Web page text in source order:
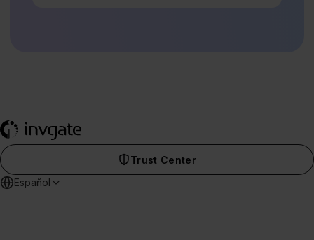
Trust Center
Español